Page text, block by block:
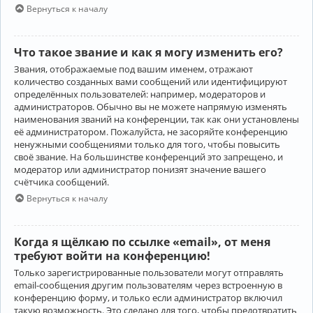
Вернуться к началу
Что такое звание и как я могу изменить его?
Звания, отображаемые под вашим именем, отражают
количество созданных вами сообщений или идентифицируют
определённых пользователей: например, модераторов и
администраторов. Обычно вы не можете напрямую изменять
наименования званий на конференции, так как они установлены
её администратором. Пожалуйста, не засоряйте конференцию
ненужными сообщениями только для того, чтобы повысить
своё звание. На большинстве конференций это запрещено, и
модератор или администратор понизят значение вашего
счётчика сообщений.
Вернуться к началу
Когда я щёлкаю по ссылке «email», от меня
требуют войти на конференцию!
Только зарегистрированные пользователи могут отправлять
email-сообщения другим пользователям через встроенную в
конференцию форму, и только если администратор включил
такую возможность. Это сделано для того, чтобы предотвратить